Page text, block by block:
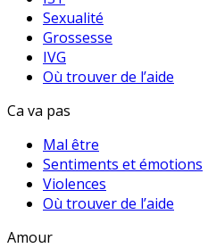
Sexualité
Grossesse
IVG
Où trouver de l’aide
Ca va pas
Mal être
Sentiments et émotions
Violences
Où trouver de l’aide
Amour